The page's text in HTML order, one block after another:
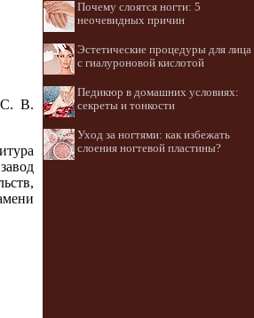
С. В.
Почему слоятся ногти: 5
неочевидных причин
Эстетические процедуры для лица
с гиалуроновой кислотой
Педикюр в домашних условиях:
секреты и тонкости
Уход за ногтями: как избежать
слоения ногтевой пластины?